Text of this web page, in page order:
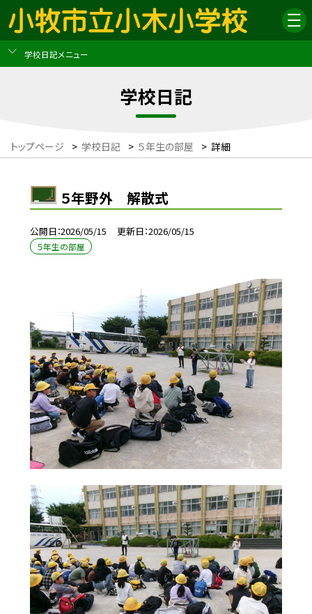
学校日記メニュー
学校日記
トップページ > 学校日記 > ５年生の部屋 > 詳細
５年野外 解散式
公開日 2026/05/15 更新日 2026/05/15
５年生の部屋